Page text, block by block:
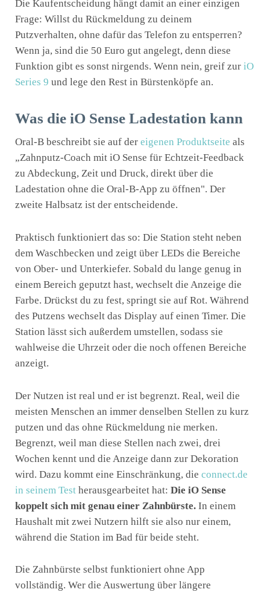
Die Kaufentscheidung hängt damit an einer einzigen
Frage: Willst du Rückmeldung zu deinem
Putzverhalten, ohne dafür das Telefon zu entsperren?
Wenn ja, sind die 50 Euro gut angelegt, denn diese
Funktion gibt es sonst nirgends. Wenn nein, greif zur iO
Series 9 und lege den Rest in Bürstenköpfe an.
Was die iO Sense Ladestation kann
Oral-B beschreibt sie auf der eigenen Produktseite als
„Zahnputz-Coach mit iO Sense für Echtzeit-Feedback
zu Abdeckung, Zeit und Druck, direkt über die
Ladestation ohne die Oral-B-App zu öffnen". Der
zweite Halbsatz ist der entscheidende.
Praktisch funktioniert das so: Die Station steht neben
dem Waschbecken und zeigt über LEDs die Bereiche
von Ober- und Unterkiefer. Sobald du lange genug in
einem Bereich geputzt hast, wechselt die Anzeige die
Farbe. Drückst du zu fest, springt sie auf Rot. Während
des Putzens wechselt das Display auf einen Timer. Die
Station lässt sich außerdem umstellen, sodass sie
wahlweise die Uhrzeit oder die noch offenen Bereiche
anzeigt.
Der Nutzen ist real und er ist begrenzt. Real, weil die
meisten Menschen an immer denselben Stellen zu kurz
putzen und das ohne Rückmeldung nie merken.
Begrenzt, weil man diese Stellen nach zwei, drei
Wochen kennt und die Anzeige dann zur Dekoration
wird. Dazu kommt eine Einschränkung, die connect.de
in seinem Test herausgearbeitet hat: Die iO Sense
koppelt sich mit genau einer Zahnbürste. In einem
Haushalt mit zwei Nutzern hilft sie also nur einem,
während die Station im Bad für beide steht.
Die Zahnbürste selbst funktioniert ohne App
vollständig. Wer die Auswertung über längere